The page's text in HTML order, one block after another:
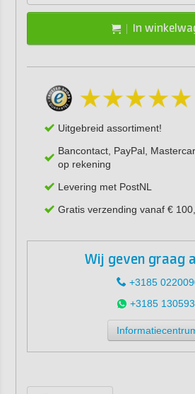
In
Uitgebreid assortiment!
Bancontact, PayPal,
op rekening
Levering met PostNL
Gratis verzending vanaf €
Wij geven graag
+3185
+3185